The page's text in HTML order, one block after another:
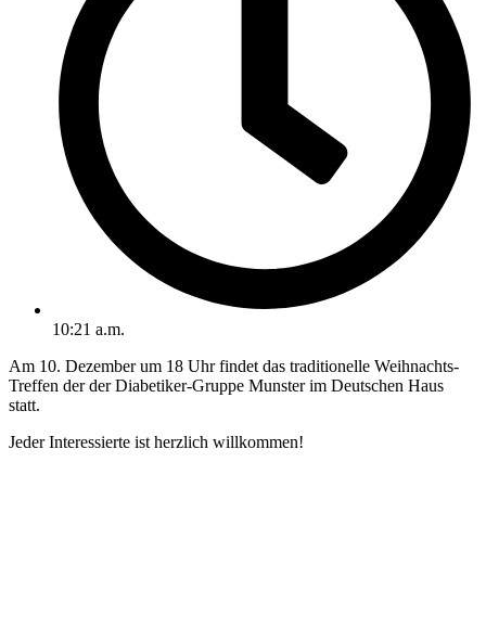
10:21 a.m.
Am 10. Dezember um 18 Uhr findet das traditionelle Weihnachts-
Treffen der der Diabetiker-Gruppe Munster im Deutschen Haus
statt.
Jeder Interessierte ist herzlich willkommen!